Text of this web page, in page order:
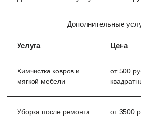
Дополнительные
Услуга Цена
Химчистка ковров и
мягкой мебели
от 500
Уборка после ремонта от 3500